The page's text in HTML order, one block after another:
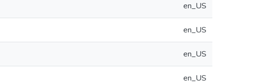
en_US
en_US
en_US
en_US